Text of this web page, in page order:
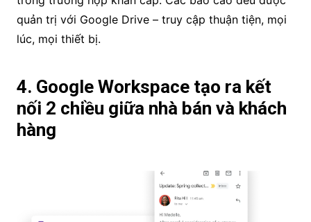
quản trị với Google Drive – truy cập thuận tiện, mọi
lúc, mọi thiết bị.
4. Google Workspace tạo ra kết
nối 2 chiều giữa nhà bán và khách
hàng